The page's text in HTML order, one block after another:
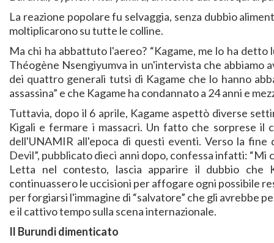
La reazione popolare fu selvaggia, senza dubbio
moltiplicarono su tutte le colline.
Ma chi ha abbattuto l'aereo? “Kagame, me lo ha detto
Théogène Nsengiyumva in un'intervista che abbiamo
dei quattro generali tutsi di Kagame che lo hanno
assassina” e che Kagame ha condannato a 24 anni e
Tuttavia, dopo il 6 aprile, Kagame aspettò diverse
Kigali e fermare i massacri. Un fatto che sorprese il
dell'UNAMIR all'epoca di questi eventi. Verso la
Devil”, pubblicato dieci anni dopo, confessa infatti: “Mi
Letta nel contesto, lascia apparire il dubbio che
continuassero le uccisioni per affogare ogni possibile
per forgiarsi l'immagine di “salvatore” che gli avrebbe
e il cattivo tempo sulla scena internazionale.
Il Burundi dimenticato